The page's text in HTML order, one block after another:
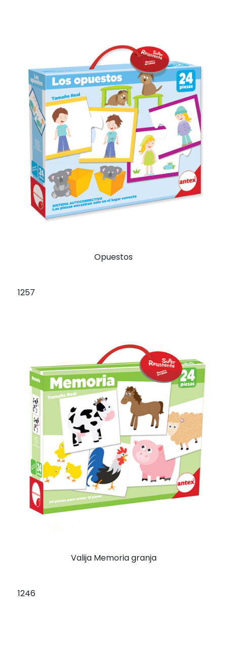
Opuestos
1257
Valija Memoria granja
1246